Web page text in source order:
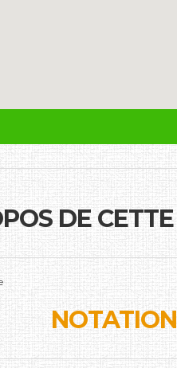
DE CETTE
NOTATION